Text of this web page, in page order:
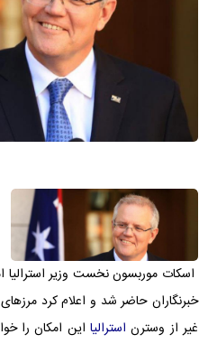
اسکات موربسون نخست وزیر استرالیا
خبرنگاران حاضر شد و اعلام کرد
غیر از وسترناسترالیا این امکان را